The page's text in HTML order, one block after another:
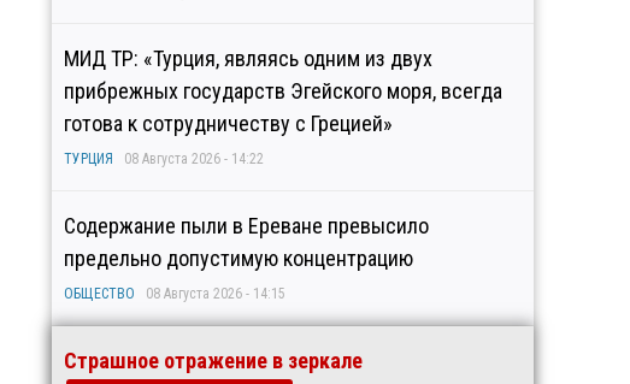
МИД ТР: «Турция, являясь одним из двух
прибрежных государств Эгейского моря, всегда
готова к сотрудничеству с Грецией»
ТУРЦИЯ 08 Августа 2026 - 14:22
Содержание пыли в Ереване превысило
предельно допустимую концентрацию
ОБЩЕСТВО 08 Августа 2026 - 14:15
Страшное отражение в зеркале